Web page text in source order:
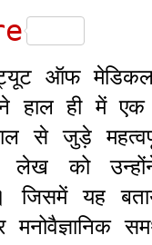
ऑफ
हाल ही में
से जुड़े
को उन्होंने
यह
मनोवैज्ञानिक